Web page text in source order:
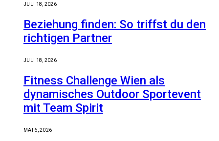
JULI 18, 2026
Beziehung finden: So triffst du den
richtigen Partner
JULI 18, 2026
Fitness Challenge Wien als
dynamisches Outdoor Sportevent
mit Team Spirit
MAI 6, 2026